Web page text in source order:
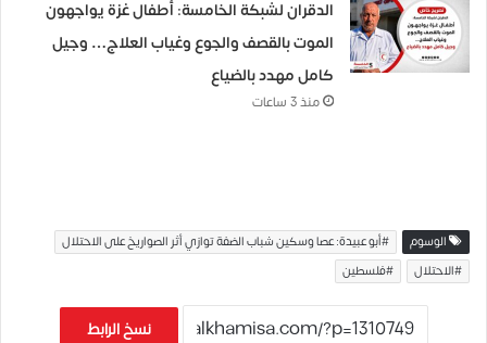
الدقران لشبكة الخامسة: أطفال غزة يواجهون
الموت بالقصف والجوع وغياب العلاج… وجيل
كامل مهدد بالضياع
منذ 3 ساعات
الوسوم
#أبو عبيدة: عصا وسكين شباب الضفة توازي أثر الصواريخ على الاحتلال
#الاحتلال
#فلسطين
نسخ الرابط